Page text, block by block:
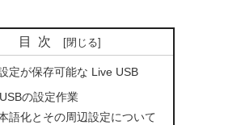
目次
定が保存可能な Live USB
の設定作業
語化とその周辺設定について